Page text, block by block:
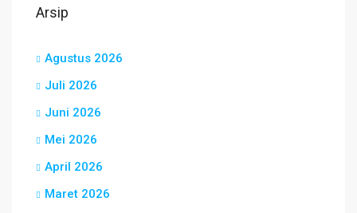
Arsip
Agustus 2026
Juli 2026
Juni 2026
Mei 2026
April 2026
Maret 2026